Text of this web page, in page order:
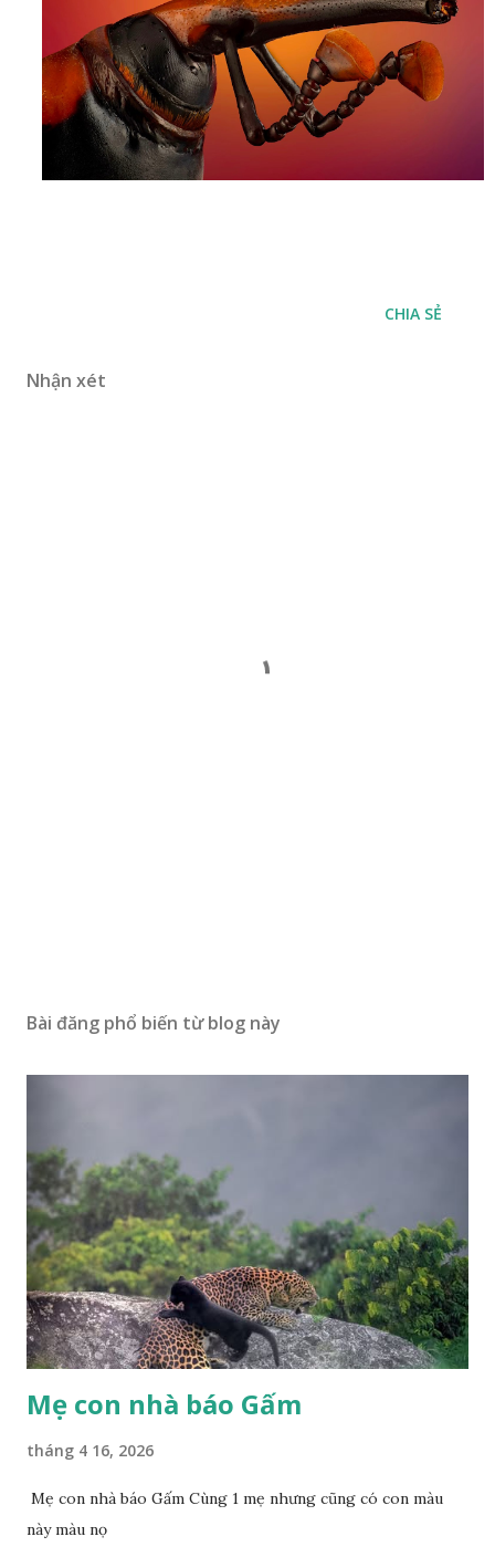
CHIA SẺ
Nhận xét
Bài đăng phổ biến từ blog này
Mẹ con nhà báo Gấm
tháng 4 16, 2026
Mẹ con nhà báo Gấm Cùng 1 mẹ nhưng cũng có con màu
này màu nọ